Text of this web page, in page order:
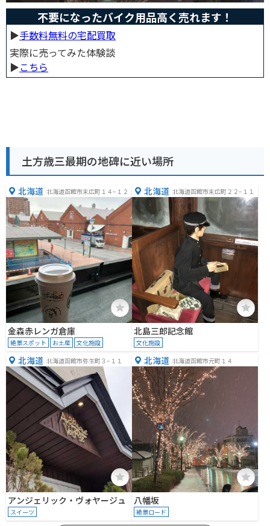
不要になったバイク用品高く売れます！
▶︎手数料無料の宅配買取
実際に売ってみた体験談
▶︎こちら
土方歳三最期の地碑に近い場所
北海道 北海道函館市末広町１４−１２
金森赤レンガ倉庫
絶景スポット お土産 文化施設
北海道 北海道函館市末広町２２−１１
北島三郎記念館
文化施設
北海道 北海道函館市弥生町３−１１
アンジェリック・ヴォヤージュ
スイーツ
北海道 北海道函館市元町１４
八幡坂
絶景ロード